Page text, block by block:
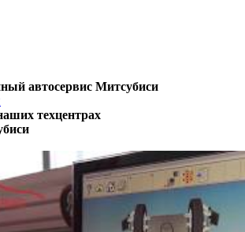
автосервис Митсубиси
техцентрах